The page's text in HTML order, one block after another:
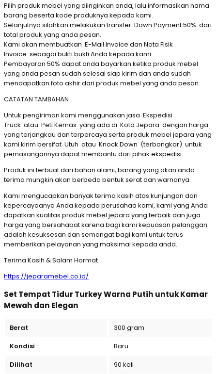
Pilih produk mebel yang diinginkan anda, lalu informasikan nama
barang beserta kode produknya kepada kami.
Selanjutnya silahkan melakukan transfer Down Payment 50% dari
total produk yang anda pesan.
Kami akan membuatkan E-Mail Invoice dan Nota Fisik
Invoice sebagai bukti bukti Anda kepada kami.
Pembayaran 50% dapat anda bayarkan ketika produk mebel
yang anda pesan sudah selesai siap kirim dan anda sudah
mendapatkan foto akhir dari produk mebel yang anda pesan.
CATATAN TAMBAHAN
Untuk pengiriman kami menggunakan jasa Ekspedisi
Truck atau Peti Kemas yang ada di Kota Jepara dengan harga
yang terjangkau dan terpercaya serta produk mebel jepara yang
kami kirim bersifat Utuh atau Knock Down (terbongkar) untuk
pemasangannya dapat membantu dari pihak ekspedisi.
Produk ini terbuat dari bahan alami, barang yang akan anda
terima mungkin akan berbeda bentuk serat dan warnanya.
Kami mengucapkan banyak terima kasih atas kunjungan dan
kepercayaanya Anda kepada perusahaa kami, kami yang Anda
dapatkan kualitas produk mebel jepara yang terbaik dan juga
harga yang bersahabat karena bagi kami kepuasan pelanggan
adalah kesuksesan dan semangat bagi kami untuk terus
memberikan pelayanan yang maksimal kepada anda.
Terima Kasih & Salam Hormat
https://jeparamebel.co.id/
Set Tempat Tidur Turkey Warna Putih untuk Kamar
Mewah dan Elegan
Berat
300 gram
Kondisi
Baru
Dilihat
90 kali